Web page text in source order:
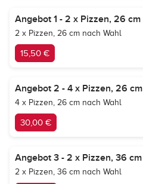
Angebot 1 - 2 x Pizzen, 26 cm
2 x Pizzen, 26 cm nach Wahl
15,50 €
Angebot 2 - 4 x Pizzen, 26 cm
4 x Pizzen, 26 cm nach Wahl
30,00 €
Angebot 3 - 2 x Pizzen, 36 cm
2 x Pizzen, 36 cm nach Wahl